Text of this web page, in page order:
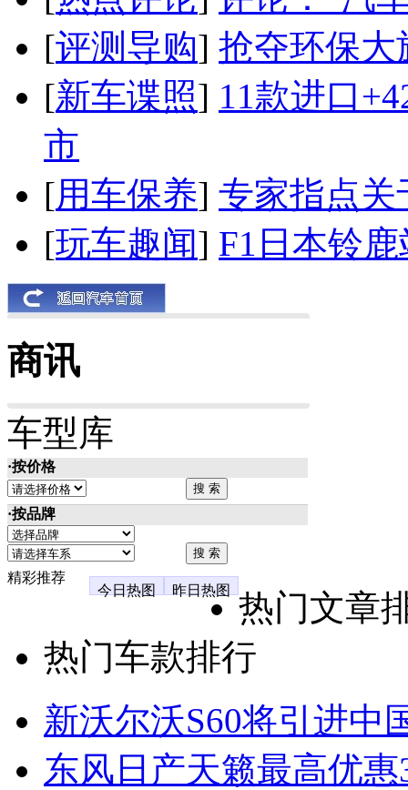
[评测导购] 抢夺环保大
[新车谍照] 11款进口
市
[用车保养] 专家指点关
[玩车趣闻] F1日本铃
商讯
车型库
·按价格
·按品牌
精彩推荐
今日热图
昨日热图
热门文章
热门车款排行
新沃尔沃S60将引进中
东风日产天籁最高优